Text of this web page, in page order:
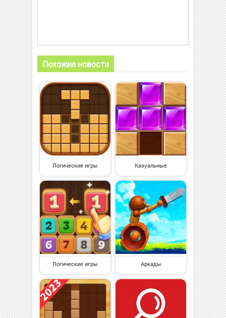
Похожие новости
Логические игры Казуальные
Логические игры Аркады